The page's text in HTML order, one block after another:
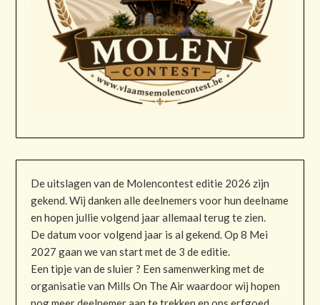
De uitslagen van de Molencontest editie 2026 zijn
gekend. Wij danken alle deelnemers voor hun deelname
en hopen jullie volgend jaar allemaal terug te zien.
De datum voor volgend jaar is al gekend. Op 8 Mei
2027 gaan we van start met de 3 de editie.
Een tipje van de sluier ? Een samenwerking met de
organisatie van Mills On The Air waardoor wij hopen